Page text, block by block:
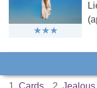
1. Cards 2. Jealous